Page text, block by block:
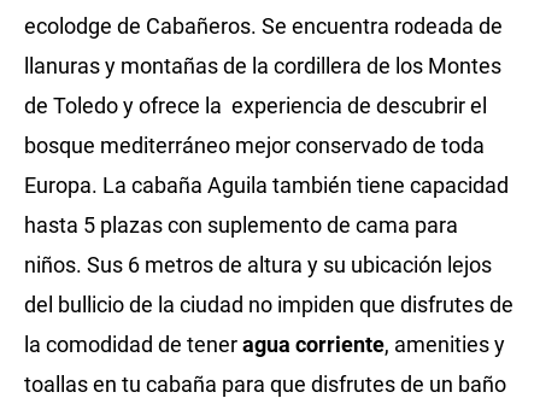
ecolodge de Cabañeros. Se encuentra rodeada de
llanuras y montañas de la cordillera de los Montes
de Toledo y ofrece la experiencia de descubrir el
bosque mediterráneo mejor conservado de toda
Europa. La cabaña Aguila también tiene capacidad
hasta 5 plazas con suplemento de cama para
niños. Sus 6 metros de altura y su ubicación lejos
del bullicio de la ciudad no impiden que disfrutes de
la comodidad de teneragua corriente, amenities y
toallas en tu cabaña para que disfrutes de un baño